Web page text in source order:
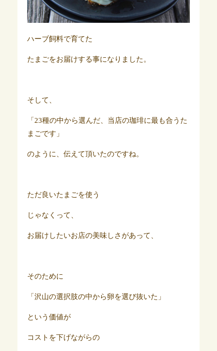
ハーブ飼料で育てた
たまごをお届けする事になりました。
そして、
「23種の中から選んだ、当店の珈琲に最も合うた
まごです」
のように、伝えて頂いたのですね。
ただ良いたまごを使う
じゃなくって、
お届けしたいお店の美味しさがあって、
そのために
「沢山の選択肢の中から卵を選び抜いた」
という価値が
コストを下げながらの